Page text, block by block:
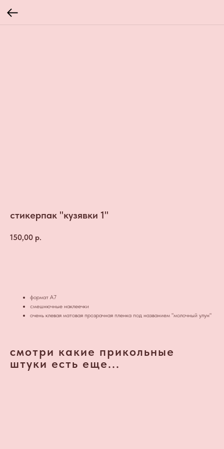
стикерпак "кузявки 1"
150,00 р.
формат А7
смешнючные наклеечки
очень клевая матовая прозрачная пленка под названием "молочный улун"
смотри какие прикольные
штуки есть еще...